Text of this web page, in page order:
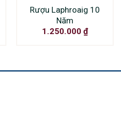
Rượu Laphroaig 10
Năm
1.250.000 ₫